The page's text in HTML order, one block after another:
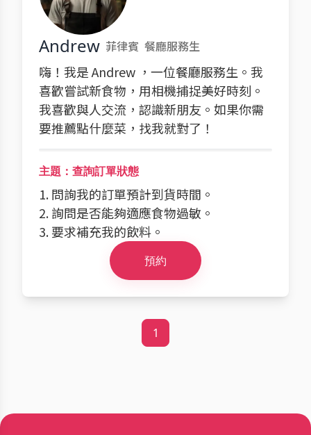
Andrew 菲律賓 餐廳服務生
嗨！我是 Andrew ，一位餐廳服務生。我
喜歡嘗試新食物，用相機捕捉美好時刻。
我喜歡與人交流，認識新朋友。如果你需
要推薦點什麼菜，找我就對了！
主題：查詢訂單狀態
1. 問詢我的訂單預計到貨時間。
2. 詢問是否能夠適應食物過敏。
3. 要求補充我的飲料。
預約
1